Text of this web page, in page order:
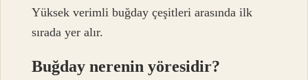
Yüksek verimli buğday çeşitleri arasında ilk
sırada yer alır.
Buğday nerenin yöresidir?